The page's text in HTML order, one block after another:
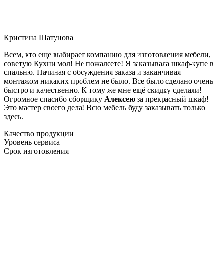
Кристина Шатунова
Всем, кто еще выбирает компанию для изготовления мебели,
советую Кухни мол! Не пожалеете! Я заказывала шкаф-купе в
спальню. Начиная с обсуждения заказа и заканчивая
монтажом никаких проблем не было. Все было сделано очень
быстро и качественно. К тому же мне ещё скидку сделали!
Огромное спасибо сборщику Алексею за прекрасный шкаф!
Это мастер своего дела! Всю мебель буду заказывать только
здесь.
Качество продукции
Уровень сервиса
Срок изготовления